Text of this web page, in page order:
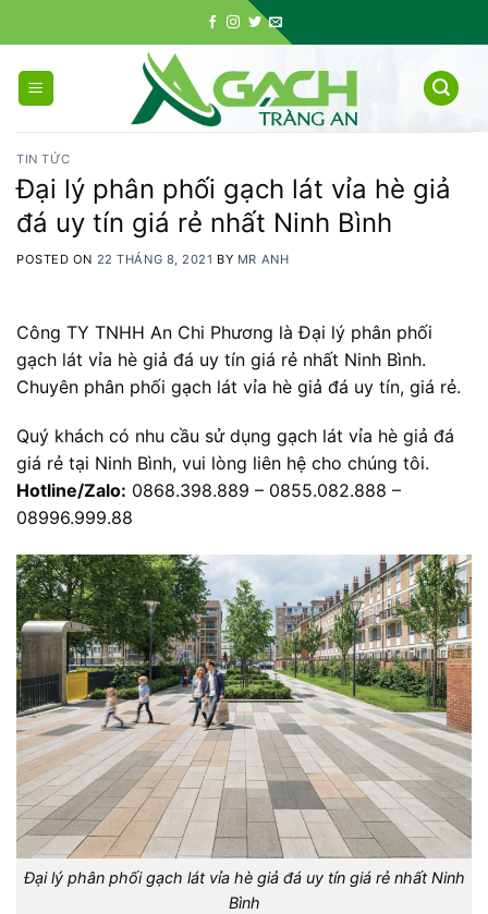
to
content
TIN TỨC
Đại lý phân phối gạch lát vỉa hè giả
đá uy tín giá rẻ nhất Ninh Bình
POSTED ON 22 THÁNG 8, 2021 BY MR ANH
Công TY TNHH An Chi Phương là Đại lý phân phối
gạch lát vỉa hè giả đá uy tín giá rẻ nhất Ninh Bình.
Chuyên phân phối gạch lát vỉa hè giả đá uy tín, giá rẻ.
Quý khách có nhu cầu sử dụng gạch lát vỉa hè giả đá
giá rẻ tại Ninh Bình, vui lòng liên hệ cho chúng tôi.
Hotline/Zalo: 0868.398.889 – 0855.082.888 –
08996.999.88
Đại lý phân phối gạch lát vỉa hè giả đá uy tín giá rẻ nhất Ninh
Bình